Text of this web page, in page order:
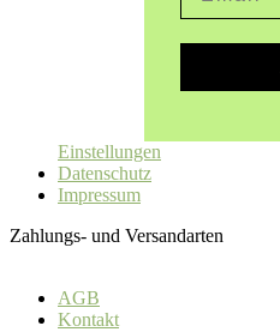
Einstellungen
Datenschutz
Impressum
Zahlungs- und Versandarten
AGB
Kontakt